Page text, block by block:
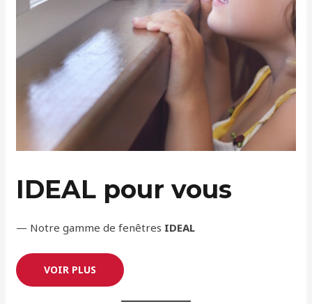
IDEAL pour vous
— Notre gamme de fenêtres IDEAL
VOIR PLUS